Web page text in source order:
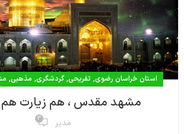
استان خراسان رضوی, تفریحی,گردشگری, مذهبی,
مشهد مقدس ، هم زیارت
مدیر 3